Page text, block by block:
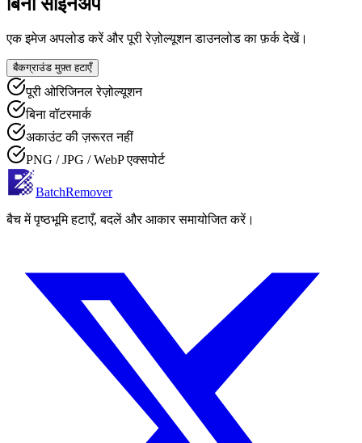
एक इमेज अपलोड करें और पूरी रेज़ोल्यूशन डाउनलोड का फ़र्क देखें।
बैकग्राउंड मुफ़्त हटाएँ
पूरी ओरिजिनल रेज़ोल्यूशन
बिना वॉटरमार्क
अकाउंट की ज़रूरत नहीं
PNG / JPG / WebP एक्सपोर्ट
BatchRemover
बैच में पृष्ठभूमि हटाएँ, बदलें और आकार समायोजित करें।